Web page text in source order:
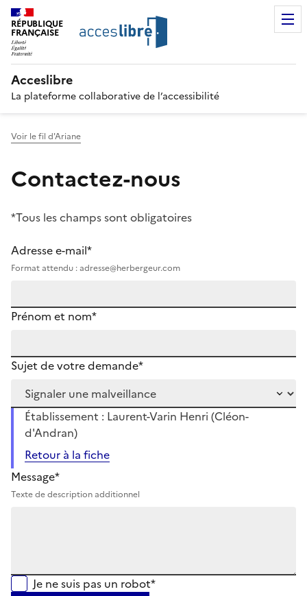
RÉPUBLIQUE
FRANÇAISE
Acceslibre
La plateforme collaborative de l’accessibilité
Voir le fil d'Ariane
Contactez-nous
*Tous les champs sont obligatoires
Adresse e-mail*
Format attendu : adresse@herbergeur.com
Prénom et nom*
Sujet de votre demande*
Établissement : Laurent-Varin Henri (Cléon-
d'Andran)
Retour à la fiche
Message*
Texte de description additionnel
Je ne suis pas un robot*